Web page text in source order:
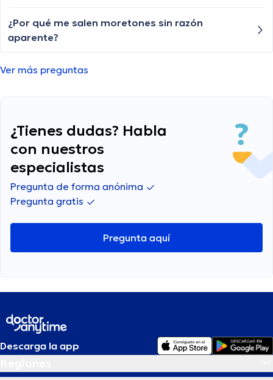
debería preocuparme?
¿Por qué me salen moretones sin razón
aparente?
Ver más preguntas
¿Tienes dudas? Habla
con nuestros
especialistas
Pregunta de forma anónima
Pregunta gratis
Pregunta aquí
Descarga la app